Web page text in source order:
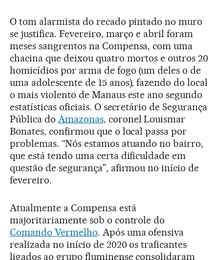
O tom alarmista do recado pintado no muro
se justifica. Fevereiro, março e abril foram
meses sangrentos na Compensa, com uma
chacina que deixou quatro mortos e outros 20
homicídios por arma de fogo (um deles o de
uma adolescente de 15 anos), fazendo do local
o mais violento de Manaus este ano segundo
estatísticas oficiais. O secretário de Segurança
Pública do Amazonas, coronel Louismar
Bonates, confirmou que o local passa por
problemas. “Nós estamos atuando no bairro,
que está tendo uma certa dificuldade em
questão de segurança”, afirmou no início de
fevereiro.
Atualmente a Compensa está
majoritariamente sob o controle do
Comando Vermelho. Após uma ofensiva
realizada no início de 2020 os traficantes
ligados ao grupo fluminense consolidaram